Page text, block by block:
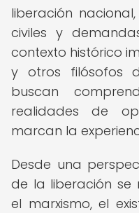
liberación
civiles y
contexto histórico
y otros filósofos
buscan
realidades de
marcan la
Desde una
de la liberación se
el marxismo, el